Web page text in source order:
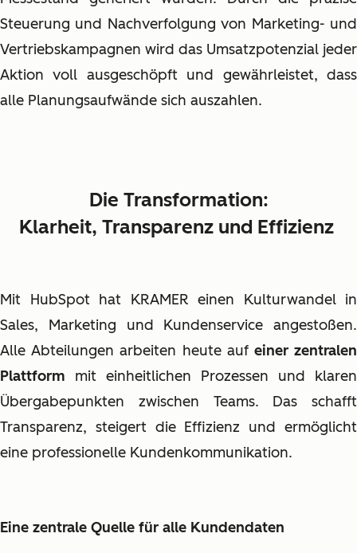
Steuerung und Nachverfolgung von Marketing- und
Vertriebskampagnen wird das Umsatzpotenzial jeder
Aktion voll ausgeschöpft und gewährleistet, dass
alle Planungsaufwände sich auszahlen.
Die Transformation:
Klarheit, Transparenz und Effizienz
Mit HubSpot hat KRAMER einen Kulturwandel in
Sales, Marketing und Kundenservice angestoßen.
Alle Abteilungen arbeiten heute auf einer zentralen
Plattform mit einheitlichen Prozessen und klaren
Übergabepunkten zwischen Teams. Das schafft
Transparenz, steigert die Effizienz und ermöglicht
eine professionelle Kundenkommunikation.
Eine zentrale Quelle für alle Kundendaten